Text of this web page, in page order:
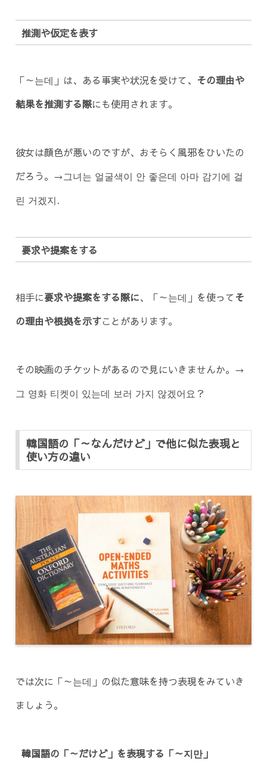
推測や仮定を表す
「～는데」は、ある事実や状況を受けて、 その理由や
結果を推測する際にも使用されます。
彼女は顔色が悪いのですが、おそらく風邪をひいたの
だろう。→그녀는 얼굴색이 안 좋은데 아마 감기에 걸
린 거겠지.
要求や提案をする
相手に要求や提案をする際に、「～는데」を使ってそ
の理由や根拠を示すことがあります。
その映画のチケットがあるので見にいきませんか。→
그 영화 티켓이 있는데 보러 가지 않겠어요？
韓国語の「～なんだけど」で他に似た表現と
使い方の違い
では次に「～는데」の似た意味を持つ表現をみていき
ましょう。
韓国語の「～だけど」を表現する「～지만」